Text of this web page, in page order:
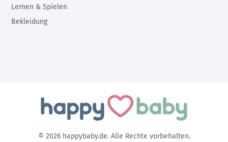
Lernen & Spielen
Bekleidung
© 2026 happybaby.de. Alle Rechte vorbehalten.